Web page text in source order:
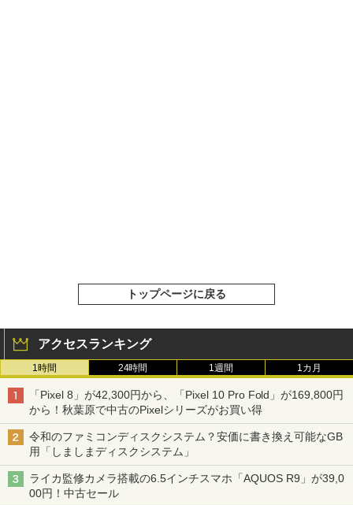
トップページに戻る
アクセスランキング
1時間 24時間 1週間 1カ月
「Pixel 8」が42,300円から、「Pixel 10 Pro Fold」が169,800円
から！秋葉原で中古のPixelシリーズがお買い得
令和のファミコンディスクシステム？安価に書き換え可能なGB
用「しましまディスクシステム」
ライカ監修カメラ搭載の6.5インチスマホ「AQUOS R9」が39,0
00円！中古セール